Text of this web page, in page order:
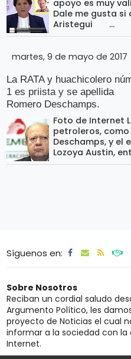
apoyo es muy
Dale me gusta si
Aristegui ...
martes, 9 de mayo de 2017
La RATA y huachicolero
1 es priista y se apellida
Romero Deschamps.
Foto de Internet
petroleros,
Deschamps, y el
Lozoya Austin,
Síguenos en:
Sobre Nosotros
Reciban un cordial saludo
Argumento Político, les
proyecto de Noticias el cual
informar a la sociedad con
Internet.